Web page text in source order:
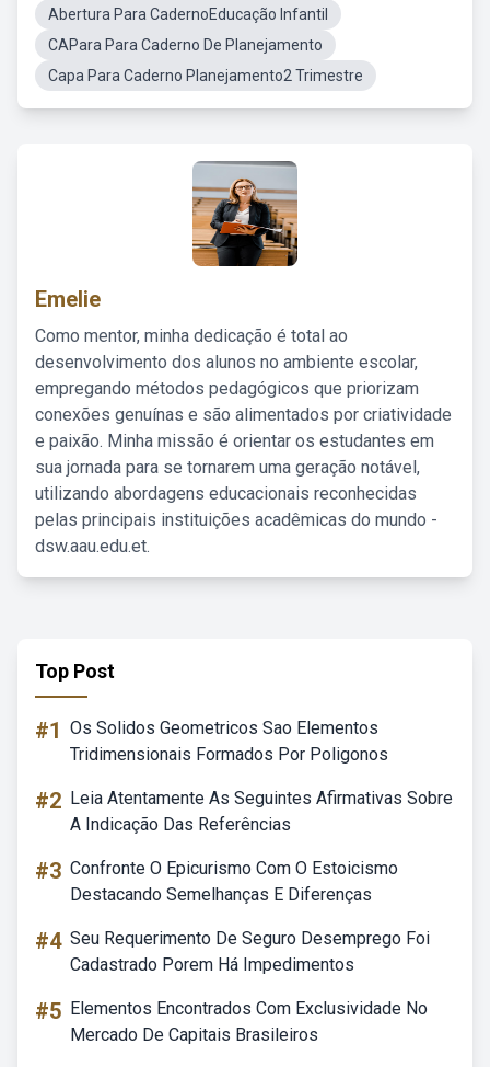
Abertura Para CadernoEducação Infantil
CAPara Para Caderno De Planejamento
Capa Para Caderno Planejamento2 Trimestre
Emelie
Como mentor, minha dedicação é total ao
desenvolvimento dos alunos no ambiente escolar,
empregando métodos pedagógicos que priorizam
conexões genuínas e são alimentados por criatividade
e paixão. Minha missão é orientar os estudantes em
sua jornada para se tornarem uma geração notável,
utilizando abordagens educacionais reconhecidas
pelas principais instituições acadêmicas do mundo -
dsw.aau.edu.et.
Top Post
#1 Os Solidos Geometricos Sao Elementos
Tridimensionais Formados Por Poligonos
#2 Leia Atentamente As Seguintes Afirmativas Sobre
A Indicação Das Referências
#3 Confronte O Epicurismo Com O Estoicismo
Destacando Semelhanças E Diferenças
#4 Seu Requerimento De Seguro Desemprego Foi
Cadastrado Porem Há Impedimentos
#5 Elementos Encontrados Com Exclusividade No
Mercado De Capitais Brasileiros